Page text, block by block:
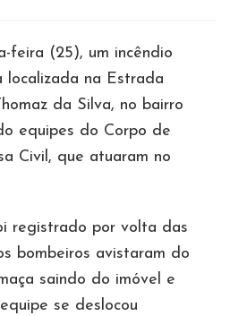
feira (25), um incêndio
localizada na Estrada
da Silva, no bairro
equipes do Corpo de
Civil, que atuaram no
registrado por volta das
bombeiros avistaram do
saindo do imóvel e
se deslocou